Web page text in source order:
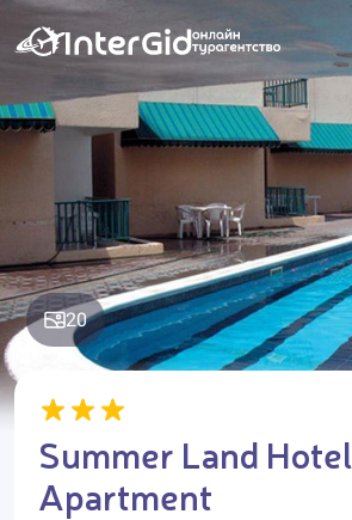
20
Summer Land Hotel
Apartment